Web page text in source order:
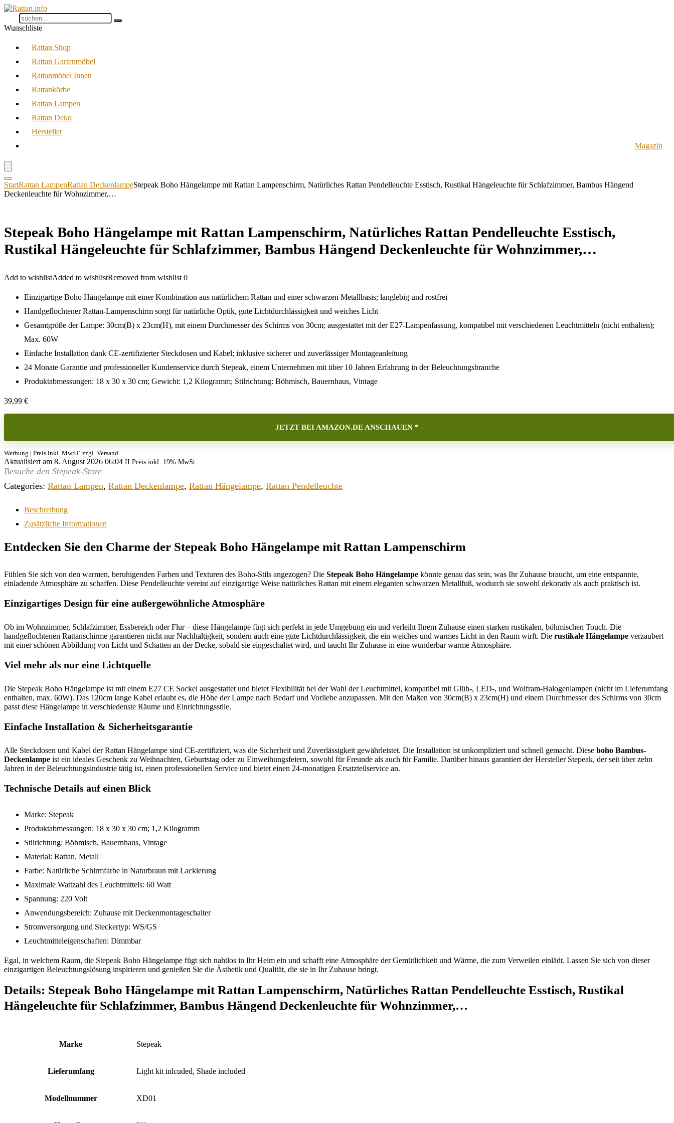
Wunschliste
Rattan Shop
Rattan Gartenmöbel
Rattanmöbel Innen
Rattankörbe
Rattan Lampen
Rattan Deko
Hersteller
Magazin
StartRattan LampenRattan DeckenlampeStepeak Boho Hängelampe mit Rattan Lampenschirm, Natürliches Rattan Pendelleuchte Esstisch, Rustikal Hängeleuchte für Schlafzimmer, Bambus Hängend
Deckenleuchte für Wohnzimmer,…
Stepeak Boho Hängelampe mit Rattan Lampenschirm, Natürliches Rattan Pendelleuchte Esstisch,
Rustikal Hängeleuchte für Schlafzimmer, Bambus Hängend Deckenleuchte für Wohnzimmer,…
Add to wishlistAdded to wishlistRemoved from wishlist 0
Einzigartige Boho Hängelampe mit einer Kombination aus natürlichem Rattan und einer schwarzen Metallbasis; langlebig und rostfrei
Handgeflochtener Rattan-Lampenschirm sorgt für natürliche Optik, gute Lichtdurchlässigkeit und weiches Licht
Gesamtgröße der Lampe: 30cm(B) x 23cm(H), mit einem Durchmesser des Schirms von 30cm; ausgestattet mit der E27-Lampenfassung, kompatibel mit verschiedenen Leuchtmitteln (nicht enthalten);
Max. 60W
Einfache Installation dank CE-zertifizierter Steckdosen und Kabel; inklusive sicherer und zuverlässiger Montageanleitung
24 Monate Garantie und professioneller Kundenservice durch Stepeak, einem Unternehmen mit über 10 Jahren Erfahrung in der Beleuchtungsbranche
Produktabmessungen: 18 x 30 x 30 cm; Gewicht: 1,2 Kilogramm; Stilrichtung: Böhmisch, Bauernhaus, Vintage
39,99 €
JETZT BEI AMAZON.DE ANSCHAUEN *
Werbung | Preis inkl. MwST. zzgl. Versand
Aktualisiert am 8. August 2026 06:04 II Preis inkl. 19% MwSt.
Besuche den Stepeak-Store
Categories: Rattan Lampen, Rattan Deckenlampe, Rattan Hängelampe, Rattan Pendelleuchte
Beschreibung
Zusätzliche Informationen
Entdecken Sie den Charme der Stepeak Boho Hängelampe mit Rattan Lampenschirm
Fühlen Sie sich von den warmen, beruhigenden Farben und Texturen des Boho-Stils angezogen? Die Stepeak Boho Hängelampe könnte genau das sein, was Ihr Zuhause braucht, um eine entspannte,
einladende Atmosphäre zu schaffen. Diese Pendelleuchte vereint auf einzigartige Weise natürliches Rattan mit einem eleganten schwarzen Metallfuß, wodurch sie sowohl dekorativ als auch praktisch ist.
Einzigartiges Design für eine außergewöhnliche Atmosphäre
Ob im Wohnzimmer, Schlafzimmer, Essbereich oder Flur – diese Hängelampe fügt sich perfekt in jede Umgebung ein und verleiht Ihrem Zuhause einen starken rustikalen, böhmischen Touch. Die
handgeflochtenen Rattanschirme garantieren nicht nur Nachhaltigkeit, sondern auch eine gute Lichtdurchlässigkeit, die ein weiches und warmes Licht in den Raum wirft. Die rustikale Hängelampe verzaubert
mit einer schönen Abbildung von Licht und Schatten an der Decke, sobald sie eingeschaltet wird, und taucht Ihr Zuhause in eine wunderbar warme Atmosphäre.
Viel mehr als nur eine Lichtquelle
Die Stepeak Boho Hängelampe ist mit einem E27 CE Sockel ausgestattet und bietet Flexibilität bei der Wahl der Leuchtmittel, kompatibel mit Glüh-, LED-, und Wolfram-Halogenlampen (nicht im Lieferumfang
enthalten, max. 60W). Das 120cm lange Kabel erlaubt es, die Höhe der Lampe nach Bedarf und Vorliebe anzupassen. Mit den Maßen von 30cm(B) x 23cm(H) und einem Durchmesser des Schirms von 30cm
passt diese Hängelampe in verschiedenste Räume und Einrichtungsstile.
Einfache Installation & Sicherheitsgarantie
Alle Steckdosen und Kabel der Rattan Hängelampe sind CE-zertifiziert, was die Sicherheit und Zuverlässigkeit gewährleistet. Die Installation ist unkompliziert und schnell gemacht. Diese boho Bambus-
Deckenlampe ist ein ideales Geschenk zu Weihnachten, Geburtstag oder zu Einweihungsfeiern, sowohl für Freunde als auch für Familie. Darüber hinaus garantiert der Hersteller Stepeak, der seit über zehn
Jahren in der Beleuchtungsindustrie tätig ist, einen professionellen Service und bietet einen 24-monatigen Ersatzteilservice an.
Technische Details auf einen Blick
Marke: Stepeak
Produktabmessungen: 18 x 30 x 30 cm; 1,2 Kilogramm
Stilrichtung: Böhmisch, Bauernhaus, Vintage
Material: Rattan, Metall
Farbe: Natürliche Schirmfarbe in Naturbraun mit Lackierung
Maximale Wattzahl des Leuchtmittels: 60 Watt
Spannung: 220 Volt
Anwendungsbereich: Zuhause mit Deckenmontageschalter
Stromversorgung und Steckertyp: WS/GS
Leuchtmitteleigenschaften: Dimmbar
Egal, in welchem Raum, die Stepeak Boho Hängelampe fügt sich nahtlos in Ihr Heim ein und schafft eine Atmosphäre der Gemütlichkeit und Wärme, die zum Verweilen einlädt. Lassen Sie sich von dieser
einzigartigen Beleuchtungslösung inspirieren und genießen Sie die Ästhetik und Qualität, die sie in Ihr Zuhause bringt.
Details: Stepeak Boho Hängelampe mit Rattan Lampenschirm, Natürliches Rattan Pendelleuchte Esstisch, Rustikal
Hängeleuchte für Schlafzimmer, Bambus Hängend Deckenleuchte für Wohnzimmer,…
Marke ‎Stepeak
Lieferumfang ‎Light kit inlcuded, Shade included
Modellnummer ‎XD01